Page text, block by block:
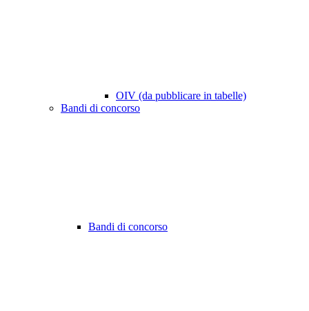
OIV (da pubblicare in tabelle)
Bandi di concorso
Bandi di concorso